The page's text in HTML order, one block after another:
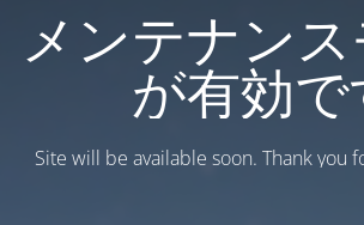
メンテナンス
が有効で
Site will be available soon. Thank you